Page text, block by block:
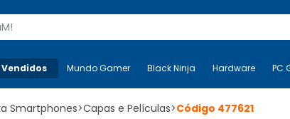
Mais-v- Mundo Gamer Black Ninja
Mundo Gamer Black Ninja Hardware PC
Smartphones>Capas e Películas>Código 477621